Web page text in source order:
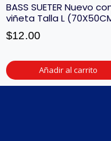
BASS SUETER Nuevo
viñeta Talla L
$12.00
Añadir al carrito